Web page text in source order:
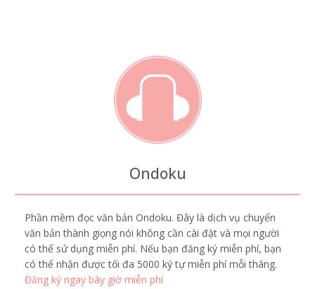
Ondoku
Phần mềm đọc văn bản Ondoku. Đây là dịch vụ chuyển
văn bản thành giọng nói không cần cài đặt và mọi người
có thể sử dụng miễn phí. Nếu bạn đăng ký miễn phí, bạn
có thể nhận được tối đa 5000 ký tự miễn phí mỗi tháng.
Đăng ký ngay bây giờ miễn phí